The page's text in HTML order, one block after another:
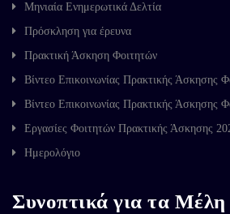
Μηνιαία Ενημερωτικά Δελτία
Πρόσκληση για έρευνα
Πρακτική Άσκηση Φοιτητών
Βίντεο Επικοινωνίας Πρακτικής Άσκησης
Βίντεο Επικοινωνίας Πρακτικής Άσκησης
Εργασίες Φοιτητών Πρακτικής Άσκησης
Ημερολόγιο
Συνοπτικά για τα Μέλη